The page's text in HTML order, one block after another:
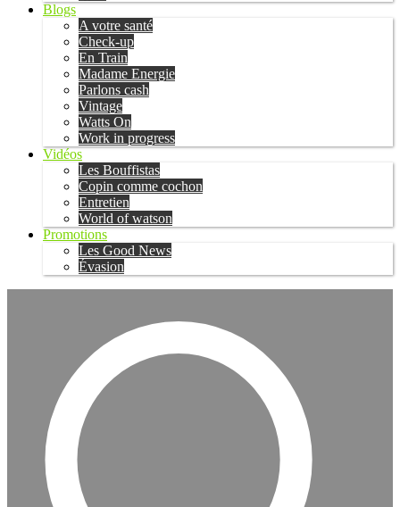
Blogs
A votre santé
Check-up
En Train
Madame Energie
Parlons cash
Vintage
Watts On
Work in progress
Vidéos
Les Bouffistas
Copin comme cochon
Entretien
World of watson
Promotions
Les Good News
Évasion